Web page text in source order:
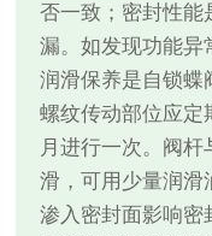
否一致；密封性能
漏。如发现功能异
润滑保养是自锁蝶
螺纹传动部位应定
月进行一次。阀
滑，可用少量润滑
渗入密封面影响密